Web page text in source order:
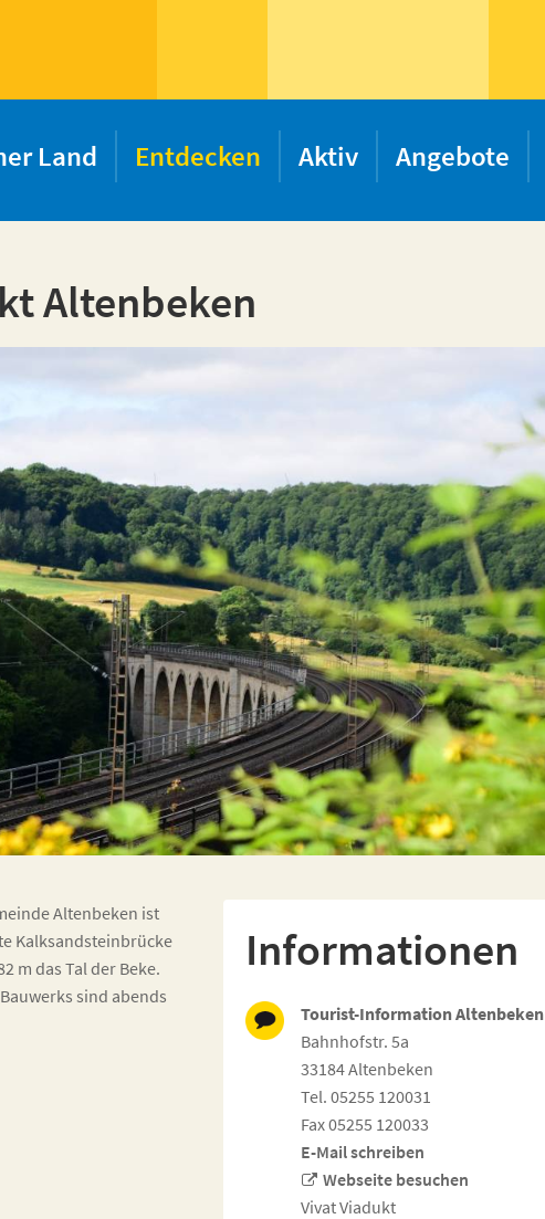
Land Entdecken Aktiv Angebote
Altenbeken
Altenbeken ist
Kalksandsteinbrücke
m das Tal der Beke.
sind abends
Informationen
Tourist-Information Altenbeken
Bahnhofstr. 5a
33184 Altenbeken
Tel. 05255 120031
Fax 05255 120033
E-Mail schreiben
Webseite besuchen
Vivat Viadukt